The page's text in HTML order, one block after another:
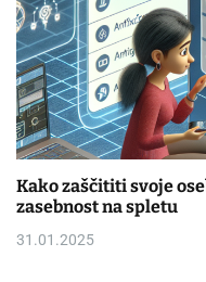
Kako zaščititi svoje
zasebnost na spletu
31.01.2025